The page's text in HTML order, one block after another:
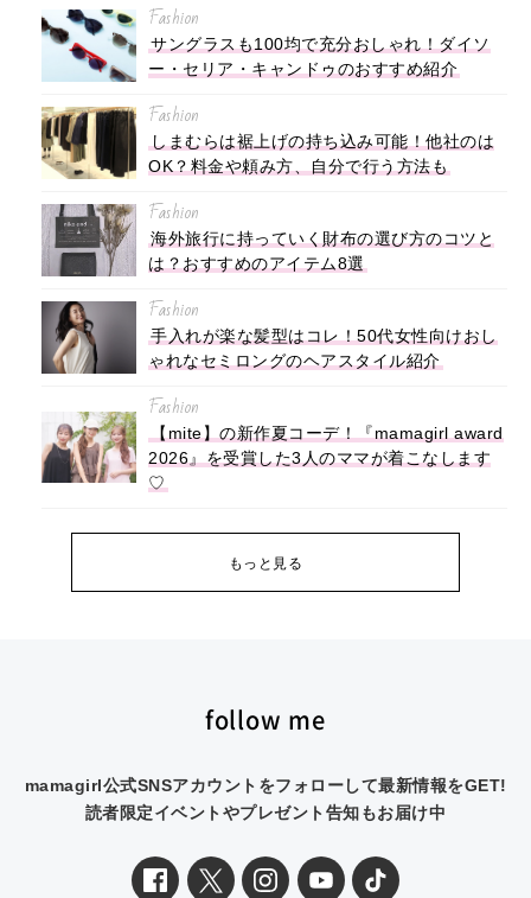
Fashion
サングラスも100均で充分おしゃれ！ダイソ
ー・セリア・キャンドゥのおすすめ紹介
Fashion
しまむらは裾上げの持ち込み可能！他社のは
OK？料金や頼み方、自分で行う方法も
Fashion
海外旅行に持っていく財布の選び方のコツと
は？おすすめのアイテム8選
Fashion
手入れが楽な髪型はコレ！50代女性向けおし
ゃれなセミロングのヘアスタイル紹介
Fashion
【mite】の新作夏コーデ！『mamagirl award
2026』を受賞した3人のママが着こなします
♡
もっと見る
follow me
mamagirl公式SNSアカウントをフォローして最新情報をGET!
読者限定イベントやプレゼント告知もお届け中